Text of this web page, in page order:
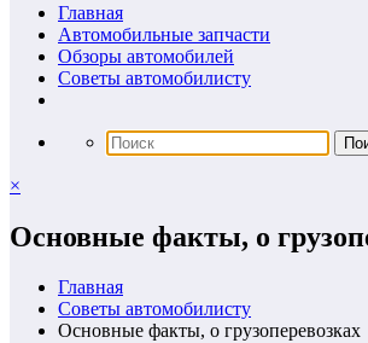
Главная
Автомобильные запчасти
Обзоры автомобилей
Советы автомобилисту
×
Основные факты, о
Главная
Советы автомобилисту
Основные факты, о грузоперевозках